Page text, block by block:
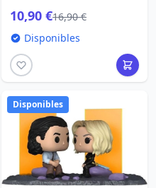
10,90 €16,90 €
Disponibles
Disponibles